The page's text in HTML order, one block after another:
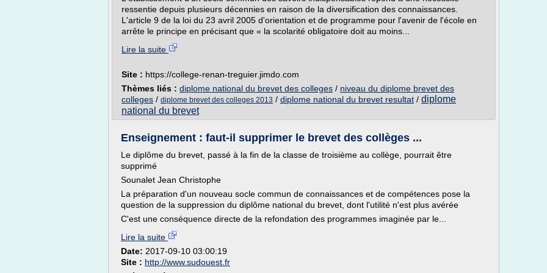
ressentie depuis plusieurs décennies en raison de la diversification des connaissances.
L'article 9 de la loi du 23 avril 2005 d'orientation et de programme pour l'avenir de l'école en
arrête le principe en précisant que « la scolarité obligatoire doit au moins...
Lire la suite
Site : https://college-renan-treguier.jimdo.com
Thèmes liés : diplome national du brevet des colleges / niveau du diplome brevet des
colleges / diplome brevet des colleges 2013 / diplome national du brevet resultat / diplome
national du brevet
Enseignement : faut-il supprimer le brevet des collèges ...
Le diplôme du brevet, passé à la fin de la classe de troisième au collège, pourrait être
supprimé
Sounalet Jean Christophe
La préparation d'un nouveau socle commun de connaissances et de compétences pose la
question de la suppression du diplôme national du brevet, dont l'utilité n'est plus avérée
C'est une conséquence directe de la refondation des programmes imaginée par le...
Lire la suite
Date: 2017-09-10 03:00:19
Site : http://www.sudouest.fr